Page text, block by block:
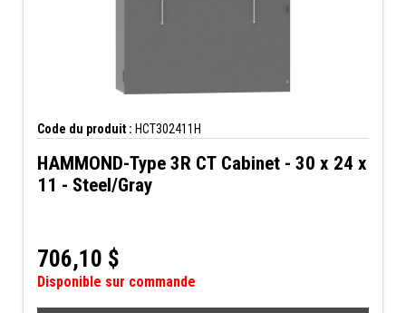
Code du produit : HCT302411H
HAMMOND-Type 3R CT Cabinet - 30 x 24 x
11 - Steel/Gray
706,10 $
Disponible sur commande